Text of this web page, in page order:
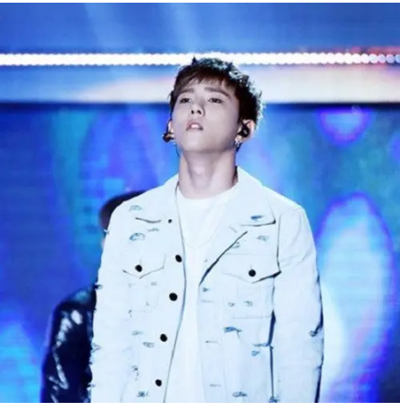
Share to others
Pinterest
Mail